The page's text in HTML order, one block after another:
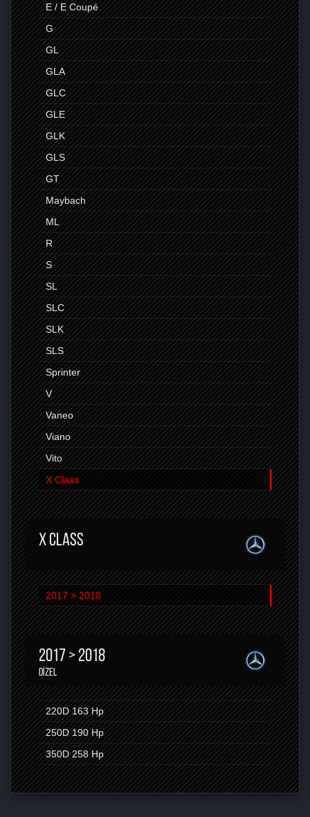
E / E Coupé
G
GL
GLA
GLC
GLE
GLK
GLS
GT
Maybach
ML
R
S
SL
SLC
SLK
SLS
Sprinter
V
Vaneo
Viano
Vito
X Class
X CLASS
2017 > 2018
2017 > 2018
DIZEL
220D 163 Hp
250D 190 Hp
350D 258 Hp